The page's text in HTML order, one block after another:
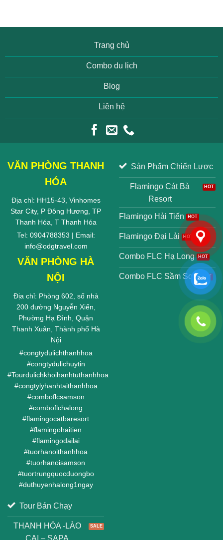
Trang chủ
Combo du lịch
Blog
Liên hệ
VĂN PHÒNG THANH
HÓA
Địa chỉ: HH15-43, Vinhomes
Star City, P Đông Hương, TP
Thanh Hóa, T Thanh Hóa
Tel: 0904788353 | Email:
info@odgtravel.com
VĂN PHÒNG HÀ
NỘI
Địa chỉ: Phòng 602, số nhà
200 đường Nguyễn Xiển,
Phường Hạ Đình, Quận
Thanh Xuân, Thành phố Hà
Nội
#congtydulichthanhhoa
#congtydulichuytin
#Tourdulichkhoihanhtuthanhhoa
#congtylyhanhtaithanhhoa
#comboflcsamson
#comboflchalong
#flamingocatbaresort
#flamingohaitien
#flamingodailai
#tuorhanoithanhhoa
#tuorhanoisamson
#tuortrungquocduongbo
#duthuyenhalong1ngay
Sản Phẩm Chiến Lược
Flamingo Cát Bà
Resort
Flamingo Hải Tiến
Flamingo Đại Lải
Combo FLC Hạ Long
Combo FLC Sầm Sơn
Tour Bán Chạy
THANH HÓA -LÀO
CAI – SAPA